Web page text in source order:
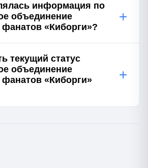
информация по
объединение
«Киборги»?
+
текущий статус
объединение
«Киборги»
+